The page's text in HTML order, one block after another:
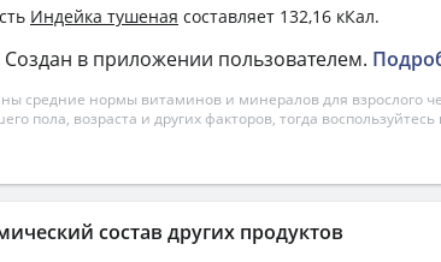
Индейка тушеная составляет 132,16 кКал.
в приложении пользователем.
средние нормы витаминов и минералов для взрослого
пола, возраста и других факторов, тогда
состав других продуктов